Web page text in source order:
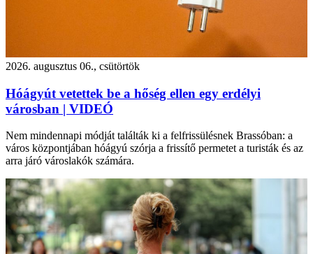
2026. augusztus 06., csütörtök
Hóágyút vetettek be a hőség ellen egy erdélyi
városban | VIDEÓ
Nem mindennapi módját találták ki a felfrissülésnek Brassóban: a
város központjában hóágyú szórja a frissítő permetet a turisták és az
arra járó városlakók számára.